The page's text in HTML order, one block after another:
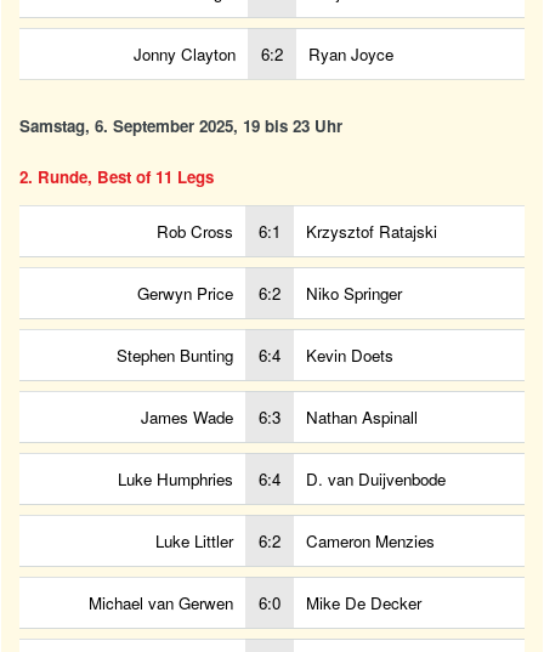
Jonny Clayton 6:2 Ryan Joyce
Samstag, 6. September 2025, 19 bis 23 Uhr
2. Runde, Best of 11 Legs
Rob Cross 6:1 Krzysztof Ratajski
Gerwyn Price 6:2 Niko Springer
Stephen Bunting 6:4 Kevin Doets
James Wade 6:3 Nathan Aspinall
Luke Humphries 6:4 D. van Duijvenbode
Luke Littler 6:2 Cameron Menzies
Michael van Gerwen 6:0 Mike De Decker